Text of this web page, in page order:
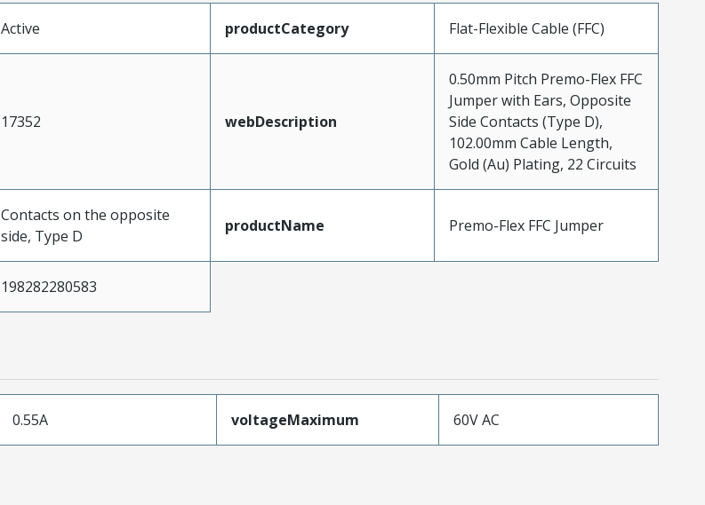
Active productCategory Flat-Flexible Cable (FFC)
17352 webDescription
0.50mm Pitch Premo-Flex FFC
Jumper with Ears, Opposite
Side Contacts (Type D),
102.00mm Cable Length,
Gold (Au) Plating, 22 Circuits
Contacts on the opposite
side, Type D
productName Premo-Flex FFC Jumper
198282280583
0.55A voltageMaximum 60V AC